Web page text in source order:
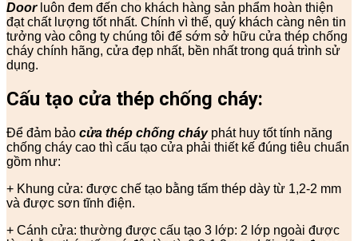
Doorluôn đem đến cho khách hàng sản phẩm hoàn thiện
đạt chất lượng tốt nhất. Chính vì thế, quý khách càng nên tin
tưởng vào công ty chúng tôi để sớm sở hữu cửa thép chống
cháy chính hãng, cửa đẹp nhất, bền nhất trong quá trình sử
dụng.
Cấu tạo cửa thép chống cháy:
Để đảm bảo cửa thép chống cháyphát huy tốt tính năng
chống cháy cao thì cấu tạo cửa phải thiết kế đúng tiêu chuẩn
gồm như:
+ Khung cửa: được chế tạo bằng tấm thép dày từ 1,2-2 mm
và được sơn tĩnh điện.
+ Cánh cửa: thường được cấu tạo 3 lớp: 2 lớp ngoài được